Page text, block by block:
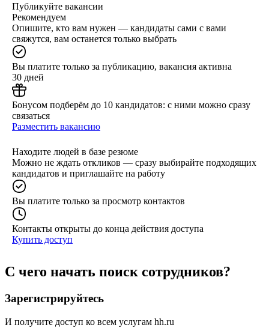
Публикуйте вакансии
Рекомендуем
Опишите, кто вам нужен — кандидаты сами с вами
свяжутся, вам останется только выбрать
Вы платите только за публикацию, вакансия активна
30 дней
Бонусом подберём до 10 кандидатов: с ними можно сразу
связаться
Разместить вакансию
Находите людей в базе резюме
Можно не ждать откликов — сразу выбирайте подходящих
кандидатов и приглашайте на работу
Вы платите только за просмотр контактов
Контакты открыты до конца действия доступа
Купить доступ
С чего начать поиск сотрудников?
Зарегистрируйтесь
И получите доступ ко всем услугам hh.ru